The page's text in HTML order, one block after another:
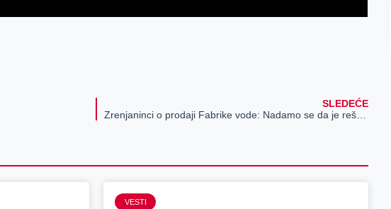
SLEDEĆE
Zrenjaninci o prodaji Fabrike vode: Nadamo se da je rešenje na pomolu
VESTI